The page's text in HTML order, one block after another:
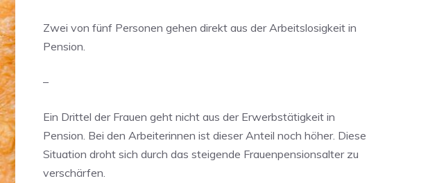
Zwei von fünf Personen gehen direkt aus der Arbeitslosigkeit in
Pension.
–
Ein Drittel der Frauen geht nicht aus der Erwerbstätigkeit in
Pension. Bei den Arbeiterinnen ist dieser Anteil noch höher. Diese
Situation droht sich durch das steigende Frauenpensionsalter zu
verschärfen.